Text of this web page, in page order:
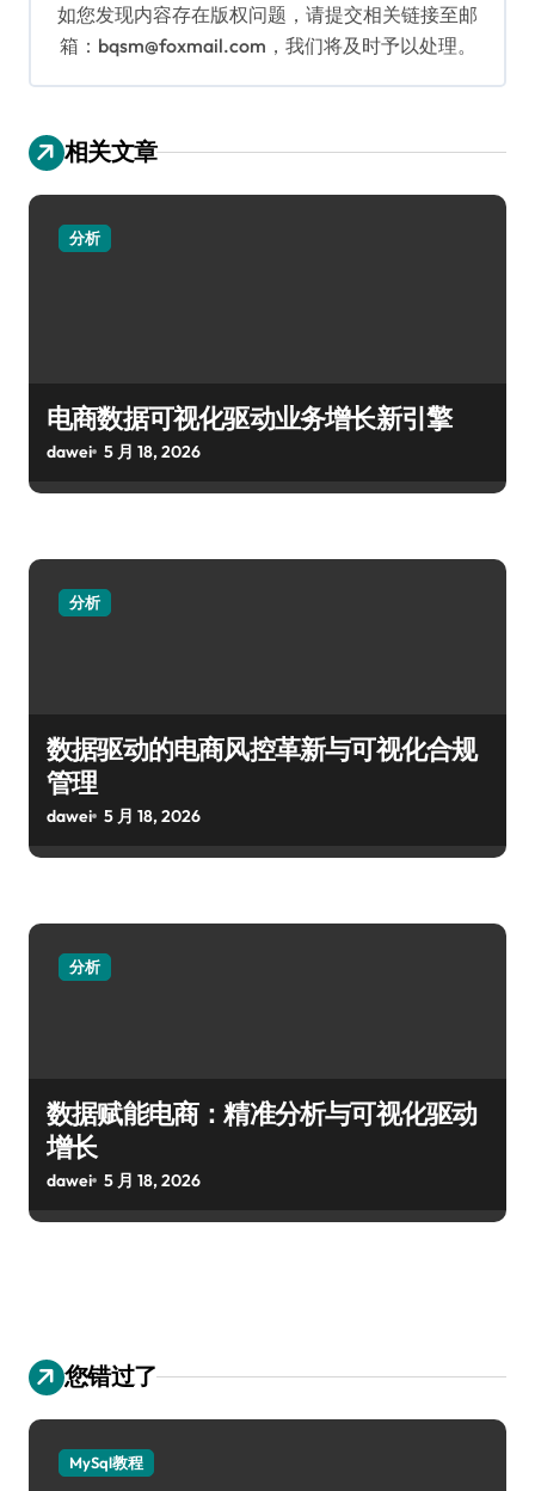
如您发现内容存在版权问题，请提交相关链接至邮
箱：bqsm@foxmail.com，我们将及时予以处理。
相关文章
分析
电商数据可视化驱动业务增长新引擎
dawei 5 月 18, 2026
分析
数据驱动的电商风控革新与可视化合规
管理
dawei 5 月 18, 2026
分析
数据赋能电商：精准分析与可视化驱动
增长
dawei 5 月 18, 2026
您错过了
MySql教程